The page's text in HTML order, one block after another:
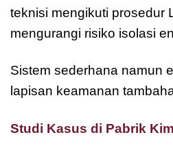
teknisi mengikuti prosedur
mengurangi risiko isolasi
Sistem sederhana namun
lapisan keamanan
Studi Kasus di Pabrik